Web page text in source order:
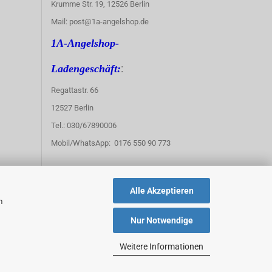
Alle Akzeptieren
Nur Notwendige
Weitere Informationen
Krumme Str. 19, 12526 Berlin
Mail: post@1a-angelshop.de
1A-Angelshop-
Ladengeschäft::
Regattastr. 66
12527 Berlin
Tel.: 030/67890006
Mobil/WhatsApp: 0176 550 90 773